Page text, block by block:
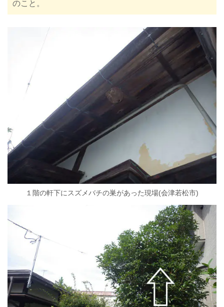
のこと。
１階の軒下にスズメバチの巣があった現場(会津若松市)